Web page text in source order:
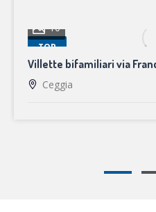
TOP
10
Villette bifamiliari via
Ceggia